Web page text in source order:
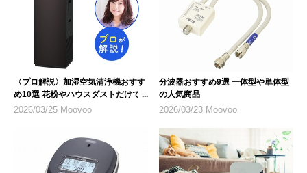
〈プロ解説〉加湿空気清浄機おすす
め10選 花粉やハウスダストだけで
なく乾燥対策にも
2026/03/25 Moovoo
分波器おすすめ9選 一体型や単体型
の人気商品
2026/03/23 Moovoo